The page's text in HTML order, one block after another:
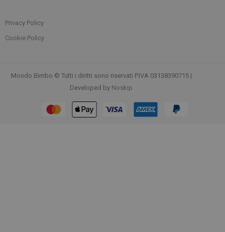
Privacy Policy
Cookie Policy
Mondo Bimbo © Tutti i diritti sono riservati P.IVA 03138390715 |
Developed by Noskip